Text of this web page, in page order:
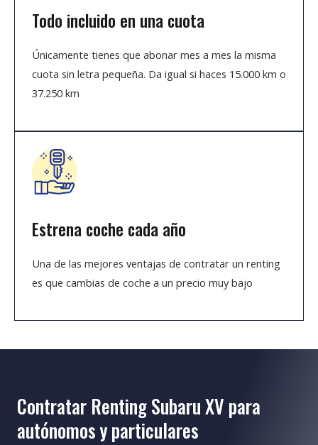
Todo incluido en una cuota
Únicamente tienes que abonar mes a mes la misma
cuota sin letra pequeña. Da igual si haces 15.000 km o
37.250 km
Estrena coche cada año
Una de las mejores ventajas de contratar un renting
es que cambias de coche a un precio muy bajo
Contratar Renting Subaru XV para
autónomos y particulares